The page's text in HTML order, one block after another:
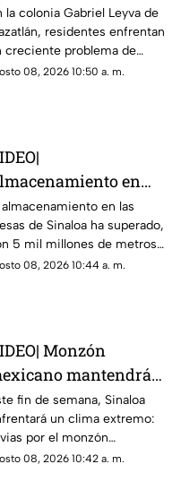
la Gabriel Leyva en
piden
urgente
la colonia Gabriel Leyva de
residentes enfrentan
creciente problema de
que, tras semanas de
08, 2026 10:50 a. m.
en
de Sinaloa
los registros del
almacenamiento en las
de Sinaloa ha superado,
5 mil millones de metros
las cifras del año
08, 2026 10:44 a. m.
Monzón
mantendrá
en Sinaloa
fin de semana, Sinaloa
un clima extremo:
por el monzón
coinciden con
08, 2026 10:42 a. m.